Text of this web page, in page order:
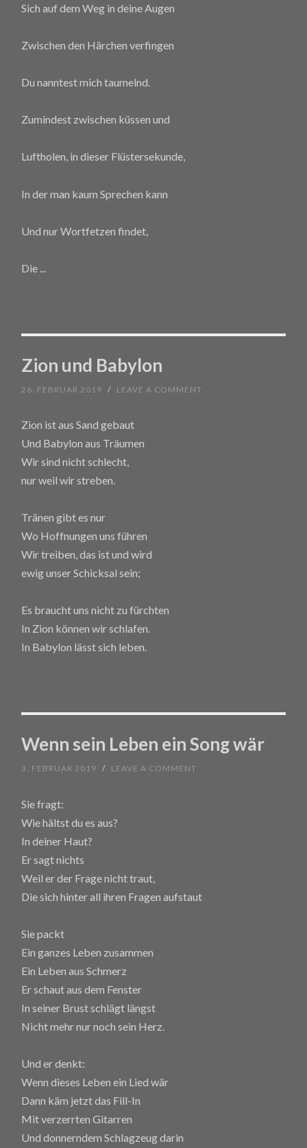
Sich auf dem Weg in deine Augen
Zwischen den Härchen verfingen
Du nanntest mich taumelnd.
Zumindest zwischen küssen und
Luftholen, in dieser Flüstersekunde,
In der man kaum Sprechen kann
Und nur Wortfetzen findet,
Die ...
Zion und Babylon
26. FEBRUAR 2019 / LEAVE A COMMENT
Zion ist aus Sand gebaut
Und Babylon aus Träumen
Wir sind nicht schlecht,
nur weil wir streben.
Tränen gibt es nur
Wo Hoffnungen uns führen
Wir treiben, das ist und wird
ewig unser Schicksal sein;
Es braucht uns nicht zu fürchten
In Zion können wir schlafen.
In Babylon lässt sich leben.
Wenn sein Leben ein Song wär
3. FEBRUAR 2019 / LEAVE A COMMENT
Sie fragt:
Wie hältst du es aus?
In deiner Haut?
Er sagt nichts
Weil er der Frage nicht traut,
Die sich hinter all ihren Fragen aufstaut
Sie packt
Ein ganzes Leben zusammen
Ein Leben aus Schmerz
Er schaut aus dem Fenster
In seiner Brust schlägt längst
Nicht mehr nur noch sein Herz.
Und er denkt:
Wenn dieses Leben ein Lied wär
Dann käm jetzt das Fill-In
Mit verzerrten Gitarren
Und donnerndem Schlagzeug darin